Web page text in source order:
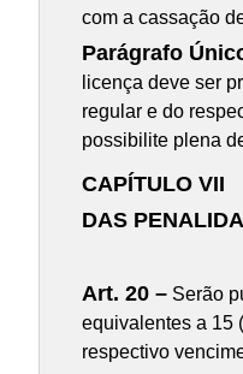
com a cassação
Parágrafo
licença deve ser
regular e do
possibilite plena
CAPÍTULO VII
DAS
Art. 20 – Serão
equivalentes a 15
respectivo